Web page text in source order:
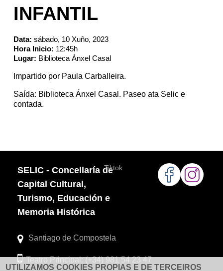
INFANTIL
Data:sábado, 10 Xuño, 2023
Hora Inicio: 12:45h
Lugar: Biblioteca Ánxel Casal
Impartido por Paula Carballeira.
Saída: Biblioteca Ánxel Casal. Paseo ata Selic e
contada.
SELIC - Concellaría de
Capital Cultural,
Turismo, Educación e
Memoria Histórica
Tiktok
Santiago de Compostela
Teatro Principal: (+34) 981 54 23 47
UTILIZAMOS COOKIES PROPIAS E DE TERCEIROS